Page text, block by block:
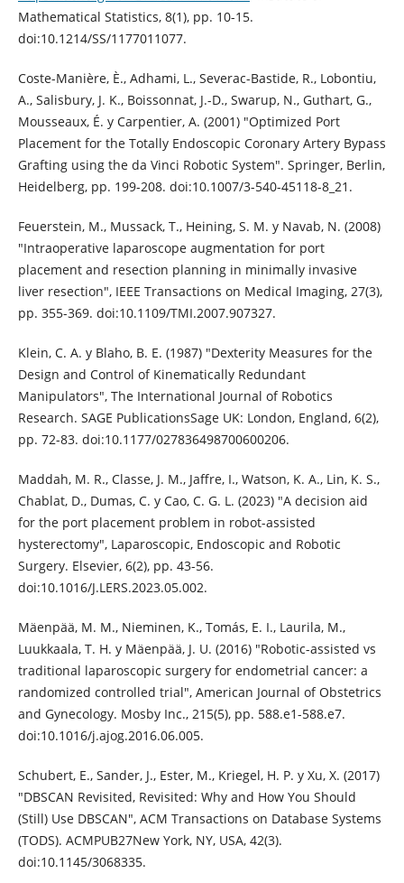
Mathematical Statistics, 8(1), pp. 10-15.
doi:10.1214/SS/1177011077.
Coste-Manière, È., Adhami, L., Severac-Bastide, R., Lobontiu,
A., Salisbury, J. K., Boissonnat, J.-D., Swarup, N., Guthart, G.,
Mousseaux, É. y Carpentier, A. (2001) "Optimized Port
Placement for the Totally Endoscopic Coronary Artery Bypass
Grafting using the da Vinci Robotic System". Springer, Berlin,
Heidelberg, pp. 199-208. doi:10.1007/3-540-45118-8_21.
Feuerstein, M., Mussack, T., Heining, S. M. y Navab, N. (2008)
"Intraoperative laparoscope augmentation for port
placement and resection planning in minimally invasive
liver resection", IEEE Transactions on Medical Imaging, 27(3),
pp. 355-369. doi:10.1109/TMI.2007.907327.
Klein, C. A. y Blaho, B. E. (1987) "Dexterity Measures for the
Design and Control of Kinematically Redundant
Manipulators", The International Journal of Robotics
Research. SAGE PublicationsSage UK: London, England, 6(2),
pp. 72-83. doi:10.1177/027836498700600206.
Maddah, M. R., Classe, J. M., Jaffre, I., Watson, K. A., Lin, K. S.,
Chablat, D., Dumas, C. y Cao, C. G. L. (2023) "A decision aid
for the port placement problem in robot-assisted
hysterectomy", Laparoscopic, Endoscopic and Robotic
Surgery. Elsevier, 6(2), pp. 43-56.
doi:10.1016/J.LERS.2023.05.002.
Mäenpää, M. M., Nieminen, K., Tomás, E. I., Laurila, M.,
Luukkaala, T. H. y Mäenpää, J. U. (2016) "Robotic-assisted vs
traditional laparoscopic surgery for endometrial cancer: a
randomized controlled trial", American Journal of Obstetrics
and Gynecology. Mosby Inc., 215(5), pp. 588.e1-588.e7.
doi:10.1016/j.ajog.2016.06.005.
Schubert, E., Sander, J., Ester, M., Kriegel, H. P. y Xu, X. (2017)
"DBSCAN Revisited, Revisited: Why and How You Should
(Still) Use DBSCAN", ACM Transactions on Database Systems
(TODS). ACMPUB27New York, NY, USA, 42(3).
doi:10.1145/3068335.